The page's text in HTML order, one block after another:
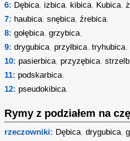
6: Dębica, izbica, kibica, Kubica,
7: haubica,snębica,źrebica,
8: gołębica,grzybica,
9: drygubica, przyłbica,tryhubica,
10: pasierbica, przyzębica,
11: podskarbica,
12: pseudokibica,
Rymy z podziałem na
rzeczowniki: Dębica,drygubica,